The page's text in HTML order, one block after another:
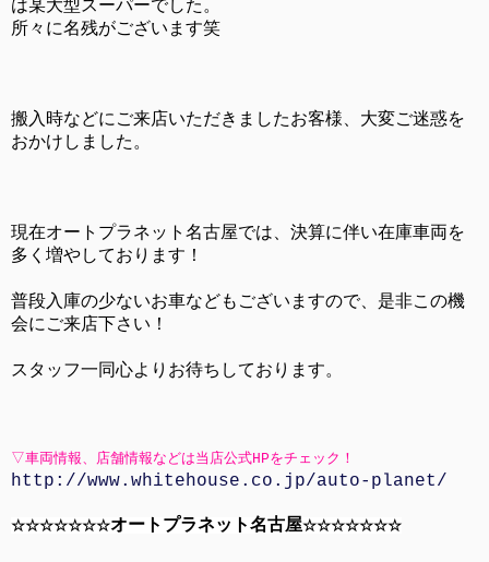
は某大型スーパーでした。
所々に名残がございます笑
搬入時などにご来店いただきましたお客様、大変ご迷惑を
おかけしました。
現在オートプラネット名古屋では、決算に伴い在庫車両を
多く増やしております！
普段入庫の少ないお車などもございますので、是非この機
会にご来店下さい！
スタッフ一同心よりお待ちしております。
▽車両情報、店舗情報などは当店公式HPをチェック！
http://www.whitehouse.co.jp/auto-planet/
☆☆☆☆☆☆☆オートプラネット名古屋☆☆☆☆☆☆☆